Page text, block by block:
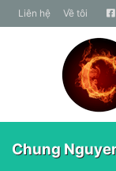
liên hệ Về tôi
Chung